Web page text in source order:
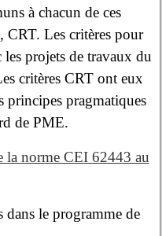
à chacun de ces
Les critères pour
projets de travaux du
critères CRT ont eux
principes pragmatiques
de PME.
la norme CEI 62443 au
dans le programme de